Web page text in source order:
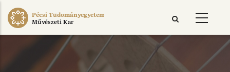
Ugrás
Pécsi Tudományegyetem
Művészeti Kar